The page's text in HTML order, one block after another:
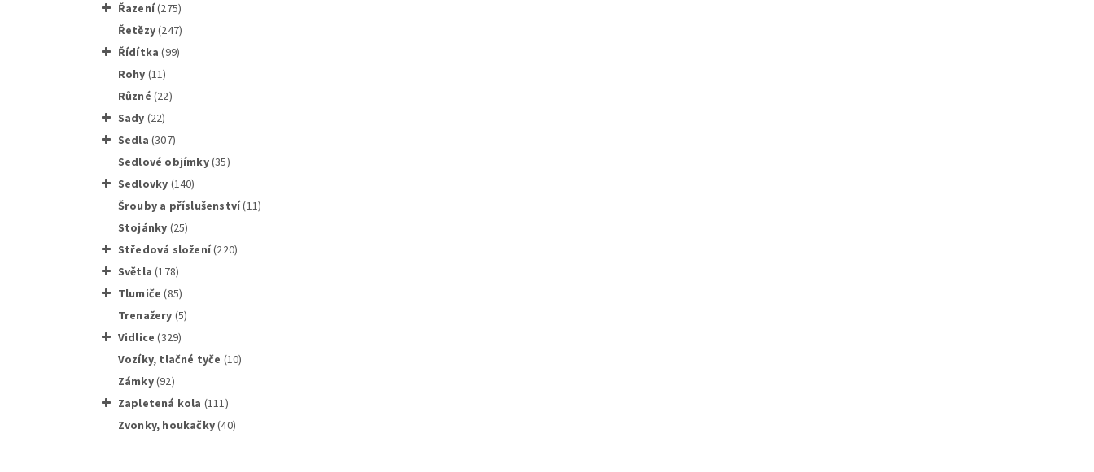
řazení(275)
řetězy(247)
řídítka(99)
rohy (11)
různé(22)
sady (22)
sedla(307)
sedlové objímky(35)
sedlovky (140)
Šrouby a příslušenství(11)
stojánky (25)
středová složení(220)
světla(178)
tlumiče(85)
trenažery (5)
vidlice(329)
vozíky, tlačné tyče (10)
zámky(92)
zapletená kola (111)
zvonky, houkačky(40)